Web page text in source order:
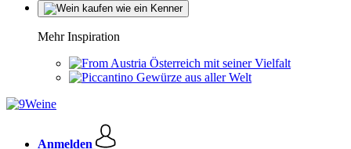
Mehr Inspiration
Österreich mit seiner Vielfalt
Gewürze aus aller Welt
Anmelden